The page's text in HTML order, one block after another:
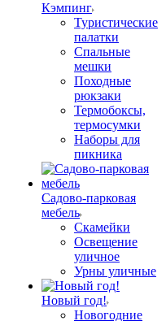
Кэмпинг
Туристические
палатки
Спальные
мешки
Походные
рюкзаки
Термобоксы,
термосумки
Наборы для
пикника
Садово-парковая
мебель
Скамейки
Освещение
уличное
Урны уличные
Новый год!
Новогодние